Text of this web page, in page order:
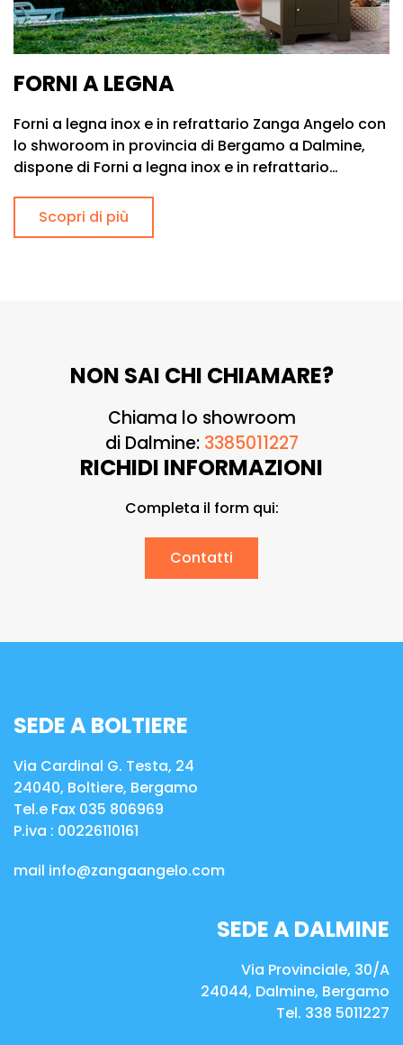
FORNI A LEGNA
Forni a legna inox e in refrattario Zanga Angelo con
lo shworoom in provincia di Bergamo a Dalmine,
dispone di Forni a legna inox e in refrattario…
Scopri di più
NON SAI CHI CHIAMARE?
Chiama lo showroom
di Dalmine: 3385011227
RICHIDI INFORMAZIONI
Completa il form qui:
Contatti
SEDE A BOLTIERE
Via Cardinal G. Testa, 24
24040, Boltiere, Bergamo
Tel.e Fax 035 806969
P.iva : 00226110161
mail info@zangaangelo.com
SEDE A DALMINE
Via Provinciale, 30/A
24044, Dalmine, Bergamo
Tel. 338 5011227